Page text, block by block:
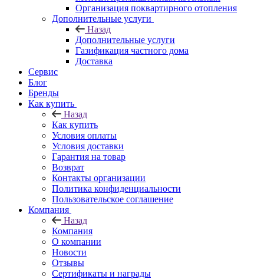
Организация поквартирного отопления
Дополнительные услуги
Назад
Дополнительные услуги
Газификация частного дома
Доставка
Сервис
Блог
Бренды
Как купить
Назад
Как купить
Условия оплаты
Условия доставки
Гарантия на товар
Возврат
Контакты организации
Политика конфиденциальности
Пользовательское соглашение
Компания
Назад
Компания
О компании
Новости
Отзывы
Сертификаты и награды